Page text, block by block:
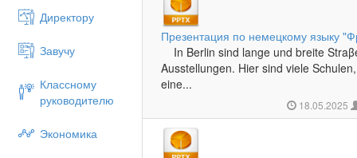
Директору
Завучу
Классному
руководителю
Экономика
Презентация по немецкому языку
In Berlin sind lange und breite
Ausstellungen. Hier sind viele
eine...
18.05.2025